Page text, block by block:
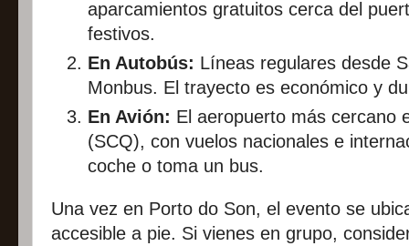
aparcamientos gratuitos cerca del
festivos.
En Autobús: Líneas regulares desde
Monbus. El trayecto es económico y
En Avión: El aeropuerto más cercano
(SCQ), con vuelos nacionales e
coche o toma un bus.
Una vez en Porto do Son, el evento se
accesible a pie. Si vienes en grupo,